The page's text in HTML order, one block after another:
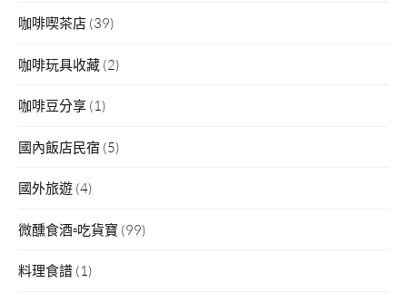
咖啡喫茶店 (39)
咖啡玩具收藏 (2)
咖啡豆分享 (1)
國內飯店民宿 (5)
國外旅遊 (4)
微醺食酒▫吃貨寶 (99)
料理食譜 (1)